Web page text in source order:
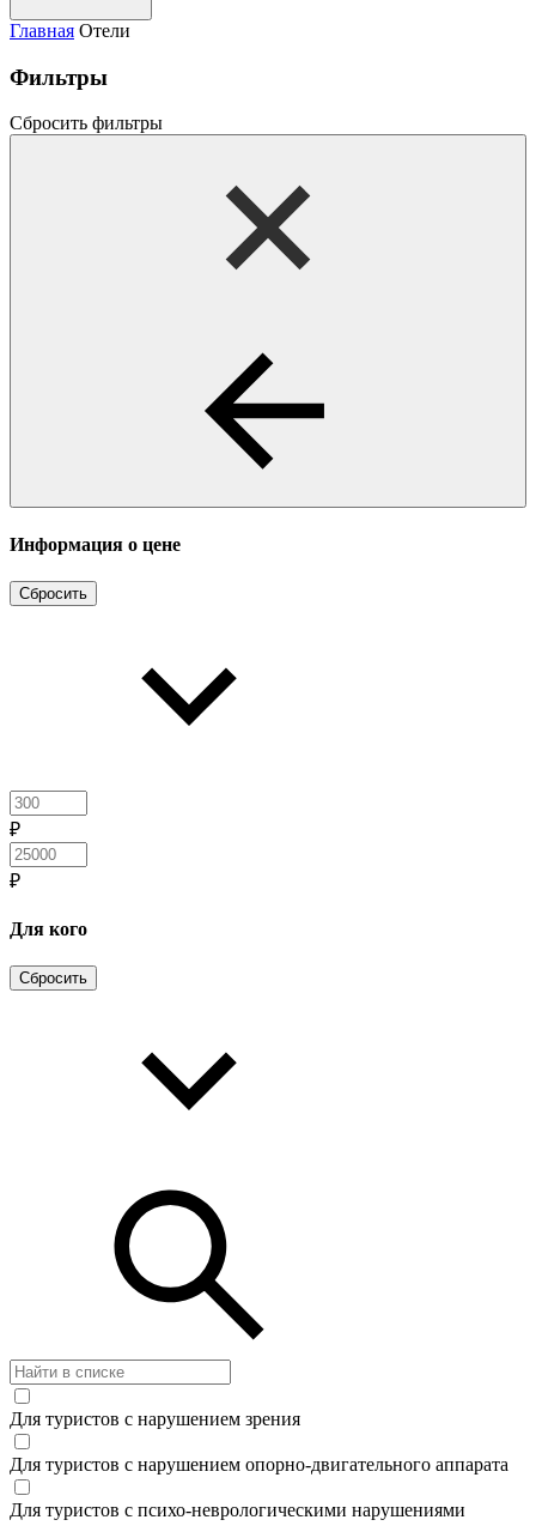
Главная Отели
Фильтры
Сбросить фильтры
Информация о цене
Сбросить
₽
₽
Для кого
Сбросить
Для туристов с нарушением зрения
Для туристов с нарушением опорно-двигательного аппарата
Для туристов с психо-неврологическими нарушениями